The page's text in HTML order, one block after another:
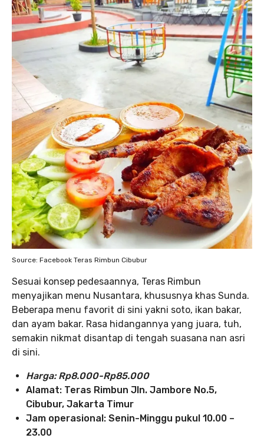
Source: Facebook Teras Rimbun Cibubur
Sesuai konsep pedesaannya, Teras Rimbun
menyajikan menu Nusantara, khususnya khas Sunda.
Beberapa menu favorit di sini yakni soto, ikan bakar,
dan ayam bakar. Rasa hidangannya yang juara, tuh,
semakin nikmat disantap di tengah suasana nan asri
di sini.
Harga: Rp8.000-Rp85.000
Alamat: Teras Rimbun Jln. Jambore No.5,
Cibubur, Jakarta Timur
Jam operasional: Senin-Minggu pukul 10.00 –
23.00